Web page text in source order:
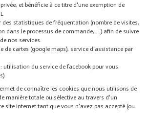
et bénéficie à ce titre d'une exemption de
des statistiques de fréquentation (nombre de visites,
dans le processus de commande, . .) afin de suivre
nos services.
de cartes (google maps), service d'assistance par
utilisation du service de facebook pour vous
de connaître les cookies que nous utilisons de
manière totale ou sélective au travers d'un
site internet tant que vous n'avez pas accepté (ou